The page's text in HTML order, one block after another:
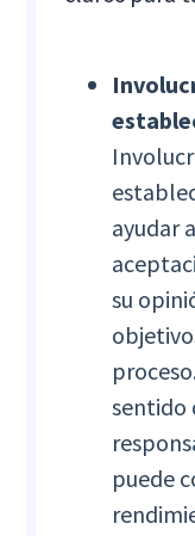
ayudar
su
sentido
puede